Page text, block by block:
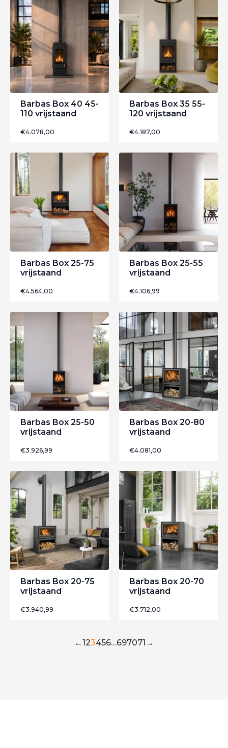
Barbas Box 40 45-
110 vrijstaand
€4.078,00
Barbas Box 35 55-
120 vrijstaand
€4.187,00
Barbas Box 25-75
vrijstaand
€4.564,00
Barbas Box 25-55
vrijstaand
€4.106,99
Barbas Box 25-50
vrijstaand
€3.926,99
Barbas Box 20-80
vrijstaand
€4.081,00
Barbas Box 20-75
vrijstaand
€3.940,99
Barbas Box 20-70
vrijstaand
€3.712,00
←123456…697071 →